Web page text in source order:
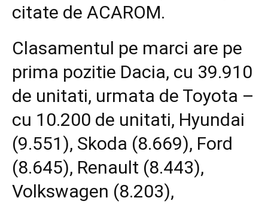
citate de ACAROM.
Clasamentul pe marci are pe
prima pozitie Dacia, cu 39.910
de unitati, urmata de Toyota –
cu 10.200 de unitati, Hyundai
(9.551), Skoda (8.669), Ford
(8.645), Renault (8.443),
Volkswagen (8.203),